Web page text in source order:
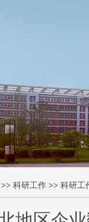
>> 科研工作 >> 科研工